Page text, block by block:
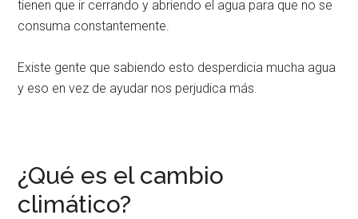
tienen que ir cerrando y abriendo el agua para que no se
consuma constantemente.
Existe gente que sabiendo esto desperdicia mucha agua
y eso en vez de ayudar nos perjudica más.
¿Qué es el cambio
climático?